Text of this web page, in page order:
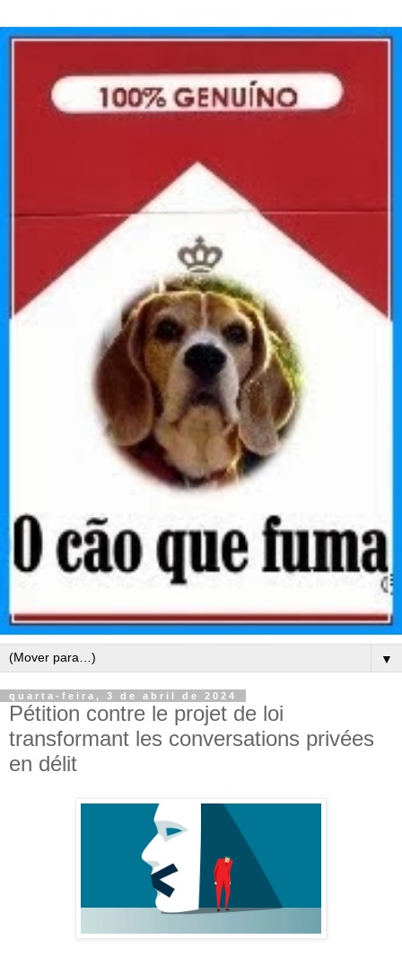
▼
quarta-feira, 3 de abril de 2024
Pétition contre le projet de loi
transformant les conversations privées
en délit